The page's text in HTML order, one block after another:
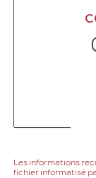
Les informations
fichier informatisé